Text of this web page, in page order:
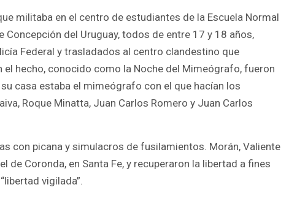
militaba en el centro de estudiantes de la Escuela Normal
del Uruguay, todos de entre 17 y 18 años,
Federal y trasladados al centro clandestino que
el hecho, conocido como la Noche del Mimeógrafo, fueron
casa estaba el mimeógrafo con el que hacían los
Roque Minatta, Juan Carlos Romero y Juan Carlos
con picana y simulacros de fusilamientos. Morán, Valiente
de Coronda, en Santa Fe, y recuperaron la libertad a fines
vigilada”.